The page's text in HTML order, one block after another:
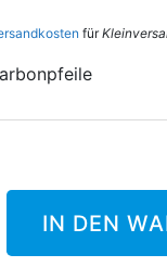
für
IN DEN